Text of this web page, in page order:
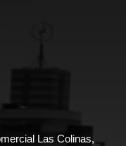
Las Colinas,